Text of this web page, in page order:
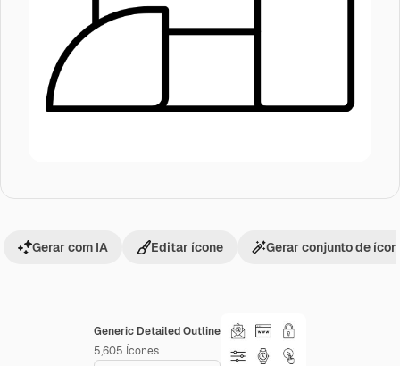
Generic Detailed Outline
5,605 Ícones
Gerar com IA Editar ícone Gerar conjunto de